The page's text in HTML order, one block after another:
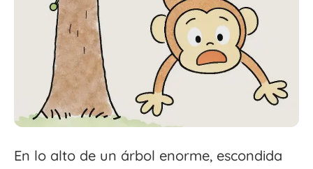
En lo alto de un árbol enorme, escondida